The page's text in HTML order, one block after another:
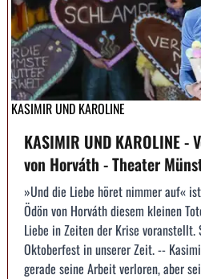
KASIMIR UND KAROLINE
KASIMIR UND KAROLINE -
von Horváth - Theater
»Und die Liebe höret nimmer auf«
Ödön von Horváth diesem kleinen
Liebe in Zeiten der Krise
Oktoberfest in unserer Zeit. --
gerade seine Arbeit verloren, aber